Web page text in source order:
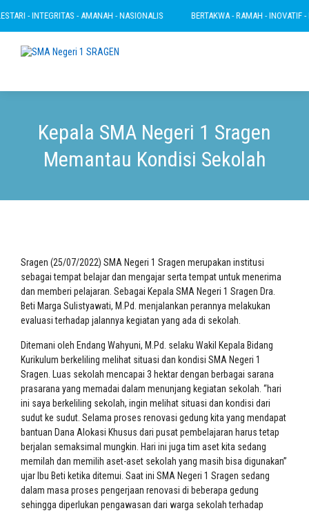
- INTEGRITAS - AMANAH - NASIONALIS BERTAKWA - RAMAH - INOVATIF -
Kepala SMA Negeri 1 Sragen
Memantau Kondisi Sekolah
Sragen (25/07/2022) SMA Negeri 1 Sragen merupakan institusi
sebagai tempat belajar dan mengajar serta tempat untuk menerima
dan memberi pelajaran. Sebagai Kepala SMA Negeri 1 Sragen Dra.
Beti Marga Sulistyawati, M.Pd. menjalankan perannya melakukan
evaluasi terhadap jalannya kegiatan yang ada di sekolah.
Ditemani oleh Endang Wahyuni, M.Pd. selaku Wakil Kepala Bidang
Kurikulum berkeliling melihat situasi dan kondisi SMA Negeri 1
Sragen. Luas sekolah mencapai 3 hektar dengan berbagai sarana
prasarana yang memadai dalam menunjang kegiatan sekolah. “hari
ini saya berkeliling sekolah, ingin melihat situasi dan kondisi dari
sudut ke sudut. Selama proses renovasi gedung kita yang mendapat
bantuan Dana Alokasi Khusus dari pusat pembelajaran harus tetap
berjalan semaksimal mungkin. Hari ini juga tim aset kita sedang
memilah dan memilih aset-aset sekolah yang masih bisa digunakan”
ujar Ibu Beti ketika ditemui. Saat ini SMA Negeri 1 Sragen sedang
dalam masa proses pengerjaan renovasi di beberapa gedung
sehingga diperlukan pengawasan dari warga sekolah terhadap